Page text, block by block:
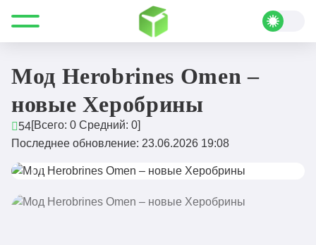
Все для Minecraft
Мобы
Мод Herobrines Omen – новые Херобрины
Мод Herobrines Omen –
новые Херобрины
54[Всего: 0 Средний: 0]
Последнее обновление: 23.06.2026 19:08